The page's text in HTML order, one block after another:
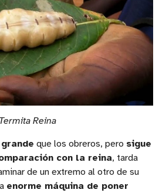
Termita Reina
que los obreros, pero sigue
con la reina, tarda
de un extremo al otro de su
enorme máquina de poner